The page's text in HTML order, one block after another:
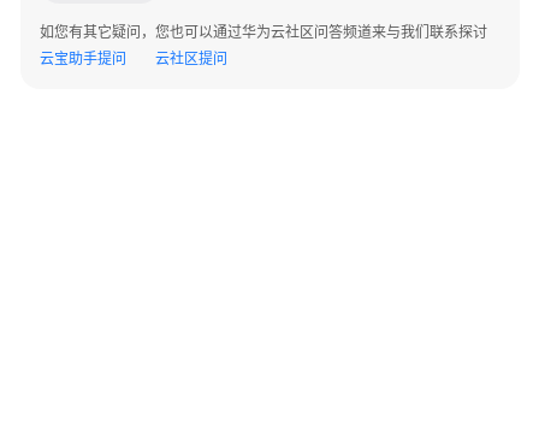
服
务
如您有其它疑问，您也可以通过华为云社区问答频道来与我们联系探讨
云宝助手提问
云社区提问